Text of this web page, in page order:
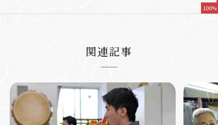
100%
関連記事